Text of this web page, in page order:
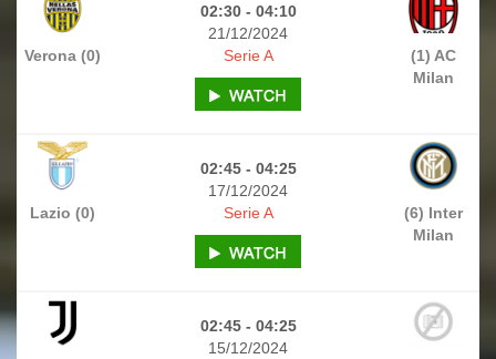
02:30 - 04:10
21/12/2024
Verona (0)
(1) AC
Milan
Serie A
02:45 - 04:25
17/12/2024
Lazio (0)
(6) Inter
Milan
Serie A
02:45 - 04:25
15/12/2024